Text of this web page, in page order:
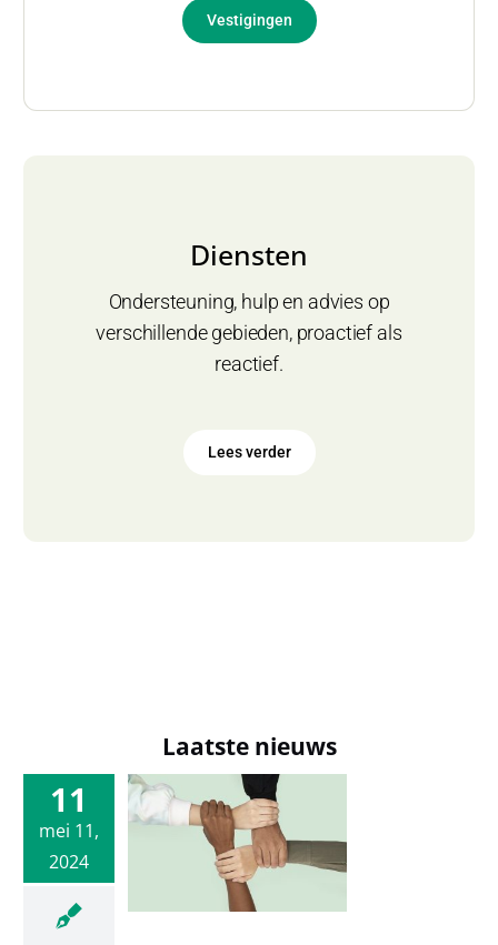
Vestigingen
Diensten
Ondersteuning, hulp en advies op
verschillende gebieden, proactief als
reactief.
Lees verder
Laatste nieuws
11
mei 11,
2024
je mee
een